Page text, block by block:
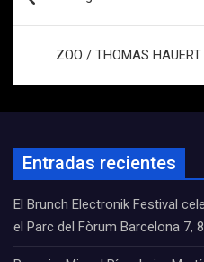
de
ZOO / THOMAS
Entradas recientes
El Brunch Electronik Festival
el Parc del Fòrum Barcelona 7,